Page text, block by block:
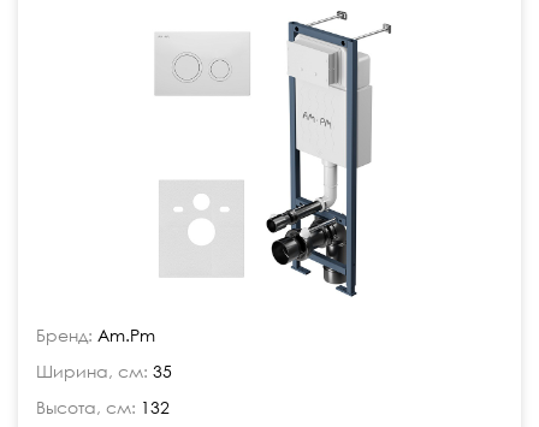
Бренд: Am.Pm
Ширина, см: 35
Высота, см: 132